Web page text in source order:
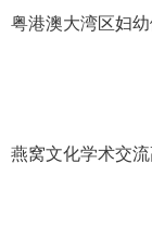
粤港澳大湾区妇
燕窝文化学术交